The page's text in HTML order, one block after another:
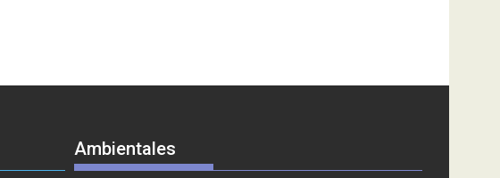
Ambientales